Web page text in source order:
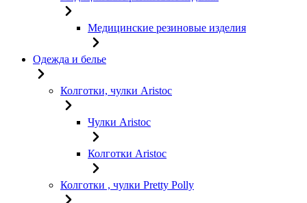
Медицинские резиновые изделия
Одежда и белье
Колготки, чулки Aristoc
Чулки Aristoc
Колготки Aristoc
Колготки , чулки Pretty Polly